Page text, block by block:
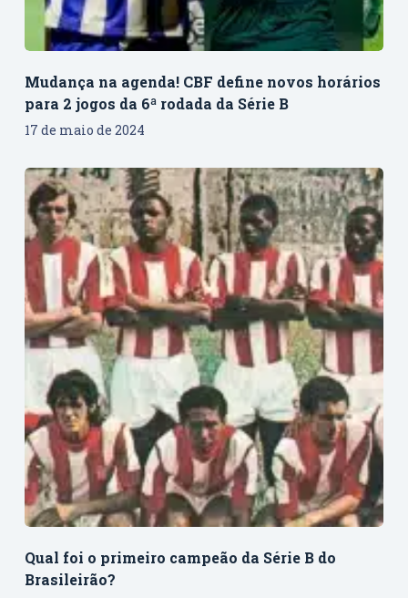
Mudança na agenda! CBF define novos horários
para 2 jogos da 6ª rodada da Série B
17 de maio de 2024
Qual foi o primeiro campeão da Série B do
Brasileirão?